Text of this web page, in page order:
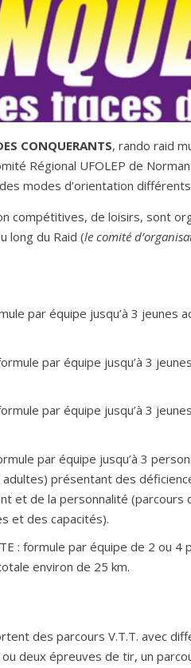
CONQUERANTS, rando raid
Régional UFOLEP de
modes d’orientation
compétitives, de loisirs, sont
long du Raid (le comité
par équipe jusqu’à 3 jeunes
par équipe jusqu’à 3
par équipe jusqu’à 3
par équipe jusqu’à 3
présentant des
et de la personnalité (parcours
et des capacités).
: formule par équipe de 2 ou
environ de 25 km.
des parcours V.T.T. avec
deux épreuves de tir, un